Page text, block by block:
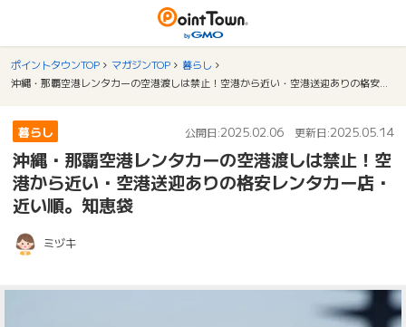
ポイントタウンTOP マガジンTOP
暮らし
暮らし 公開日:2025.02.06 更新日:2025.05.14
沖縄・那覇空港レンタカーの空港渡しは禁止！空
港から近い・空港送迎ありの格安レンタカー店・
近い順。知恵袋
ミヅキ